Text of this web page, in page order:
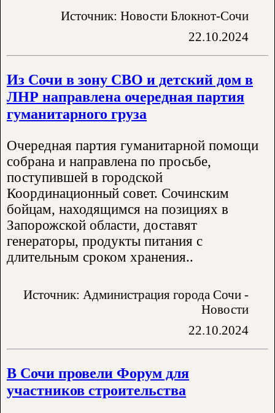
Источник: Новости Блокнот-Сочи
22.10.2024
Из Сочи в зону СВО и детский дом в
ЛНР направлена очередная партия
гуманитарного груза
Очередная партия гуманитарной помощи
собрана и направлена по просьбе,
поступившей в городской
Координационный совет. Сочинским
бойцам, находящимся на позициях в
Запорожской области, доставят
генераторы, продукты питания с
длительным сроком хранения..
Источник: Администрация города Сочи -
Новости
22.10.2024
В Сочи провели Форум для
участников строительства